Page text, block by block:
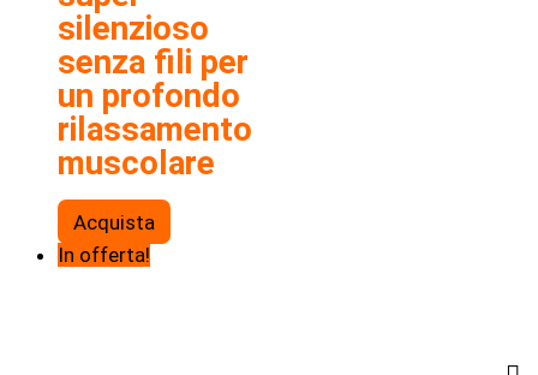
silenzioso
senza fili per
un profondo
rilassamento
muscolare
Acquista
In offerta!